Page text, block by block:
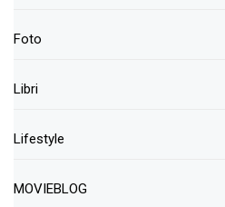
Foto
Libri
Lifestyle
MOVIEBLOG